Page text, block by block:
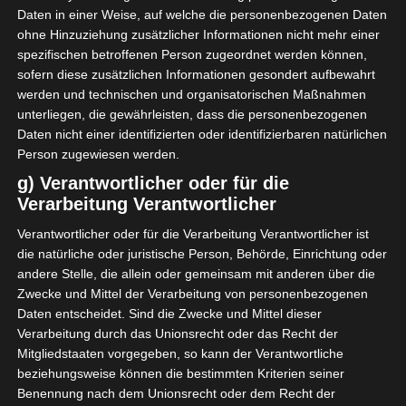
C.Africain – US Tataouine
US Ben Guerdane – CS Sfaxien
Etoile du Sahel – US Monastir
4. Spieltag:
US Monastir – Club Africain
Espérance de Tunis – Etoile du Sahel
US Tataouine – US Ben Guerdane
CS Sfaxien – O. Béja
5. Spieltag
O. Béja – US Tataouine
US Ben Guerdane – US Monastir
Club Africain – Etoile du Sahel
CS Sfaxien – Espérance de Tunis
6. Spieltag:
US Monastir – O. Béja
Daten in einer Weise, auf welche die personenbezogenen Daten
ohne Hinzuziehung zusätzlicher Informationen nicht mehr einer
spezifischen betroffenen Person zugeordnet werden können,
sofern diese zusätzlichen Informationen gesondert aufbewahrt
werden und technischen und organisatorischen Maßnahmen
unterliegen, die gewährleisten, dass die personenbezogenen
Daten nicht einer identifizierten oder identifizierbaren natürlichen
Person zugewiesen werden.
g) Verantwortlicher oder für die
Verarbeitung Verantwortlicher
Verantwortlicher oder für die Verarbeitung Verantwortlicher ist
die natürliche oder juristische Person, Behörde, Einrichtung oder
andere Stelle, die allein oder gemeinsam mit anderen über die
Zwecke und Mittel der Verarbeitung von personenbezogenen
Daten entscheidet. Sind die Zwecke und Mittel dieser
Verarbeitung durch das Unionsrecht oder das Recht der
Mitgliedstaaten vorgegeben, so kann der Verantwortliche
beziehungsweise können die bestimmten Kriterien seiner
Benennung nach dem Unionsrecht oder dem Recht der